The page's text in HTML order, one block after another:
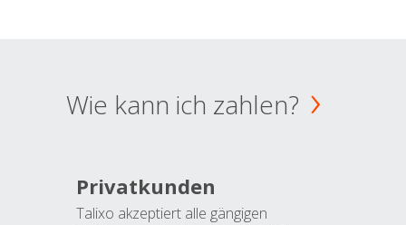
Wie kann ich zahlen?
Privatkunden
Talixo akzeptiert alle gängigen